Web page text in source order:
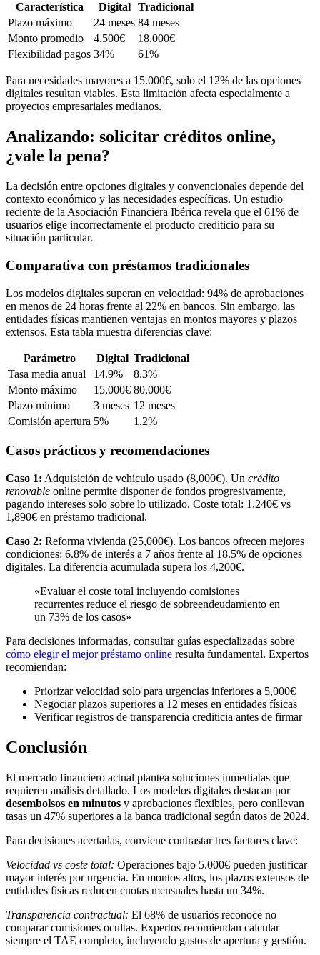
Característica Digital
Tradicional
Plazo máximo
24 meses 84 meses
Monto promedio
4.500€
18.000€
Flexibilidad pagos 34% 61%
Para necesidades mayores a 15.000€, solo el 12% de las opciones
digitales resultan viables. Esta limitación afecta especialmente a
proyectos empresariales medianos.
Analizando: solicitar créditos online,
¿vale la pena?
La decisión entre opciones digitales y convencionales depende del
contexto económico y las necesidades específicas. Un estudio
reciente de la Asociación Financiera Ibérica revela que el 61% de
usuarios elige incorrectamente el producto crediticio para su
situación particular.
Comparativa con préstamos tradicionales
Los modelos digitales superan en velocidad: 94% de aprobaciones
en menos de 24 horas frente al 22% en bancos. Sin embargo, las
entidades físicas mantienen ventajas en montos mayores y plazos
extensos. Esta tabla muestra diferencias clave:
Parámetro Digital Tradicional
Tasa media anual
14.9%
8.3%
Monto máximo
15,000€ 80,000€
Plazo mínimo
3 meses 12 meses
Comisión apertura 5% 1.2%
Casos prácticos y recomendaciones
Caso 1: Adquisición de vehículo usado (8,000€). Un crédito
renovable online permite disponer de fondos progresivamente,
pagando intereses solo sobre lo utilizado. Coste total: 1,240€ vs
1,890€ en préstamo tradicional.
Caso 2: Reforma vivienda (25,000€). Los bancos ofrecen mejores
condiciones: 6.8% de interés a 7 años frente al 18.5% de opciones
digitales. La diferencia acumulada supera los 4,200€.
«Evaluar el coste total incluyendo comisiones
recurrentes reduce el riesgo de sobreendeudamiento en
un 73% de los casos»
Para decisiones informadas, consultar guías especializadas sobre
cómo elegir el mejor préstamo online resulta fundamental. Expertos
recomiendan:
Priorizar velocidad solo para urgencias inferiores a 5,000€
Negociar plazos superiores a 12 meses en entidades físicas
Verificar registros de transparencia crediticia antes de firmar
Conclusión
El mercado financiero actual plantea soluciones inmediatas que
requieren análisis detallado. Los modelos digitales destacan por
desembolsos en minutos y aprobaciones flexibles, pero conllevan
tasas un 47% superiores a la banca tradicional según datos de 2024.
Para decisiones acertadas, conviene contrastar tres factores clave:
Velocidad vs coste total: Operaciones bajo 5.000€ pueden justificar
mayor interés por urgencia. En montos altos, los plazos extensos de
entidades físicas reducen cuotas mensuales hasta un 34%.
Transparencia contractual: El 68% de usuarios reconoce no
comparar comisiones ocultas. Expertos recomiendan calcular
siempre el TAE completo, incluyendo gastos de apertura y gestión.